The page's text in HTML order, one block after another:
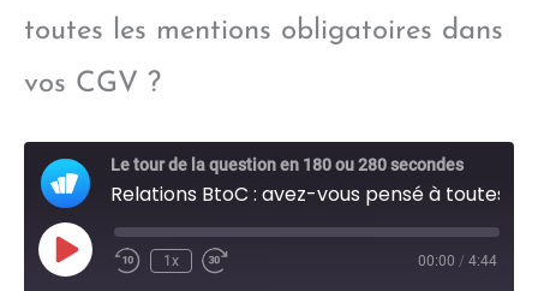
toutes les mentions obligatoires dans
vos CGV ?
Le tour de la question en 180 ou 280 secondes
Play
Episode
1x 00:00 / 4:44